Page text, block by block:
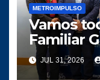
METROIMPULSO
Vamos
Familiar
y
Fragua,
JUL 31, 2026